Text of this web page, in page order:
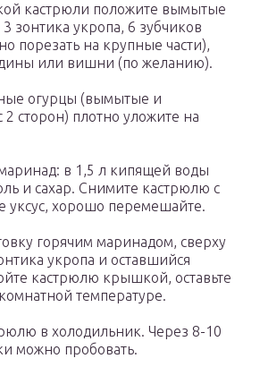
кастрюли положите вымытые
3 зонтика укропа, 6 зубчиков
порезать на крупные части),
или вишни (по желанию).
огурцы (вымытые и
сторон) плотно уложите на
в 1,5 л кипящей воды
и сахар. Снимите кастрюлю с
уксус, хорошо перемешайте.
горячим маринадом, сверху
укропа и оставшийся
кастрюлю крышкой, оставьте
температуре.
в холодильник. Через 8-10
можно пробовать.